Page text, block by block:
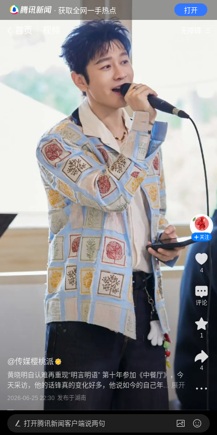
· 获取全网一手热点 打开
首页
@传媒樱桃派
黄晓明自认难再重现“明言明语” 第十年参加《中餐厅》，今
天采访，他的话锋真的变化好多，他说如今的自己年... 展开
2026-06-25 22:30 发布于湖南
关注
4
评论
1
4
打开腾讯新闻客户端说两句